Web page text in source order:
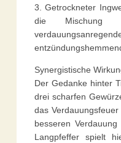
3. Getrockneter
die Mischung
Synergistische
Der Gedanke hinter
drei scharfen
das
besseren
Langpfeffer spielt